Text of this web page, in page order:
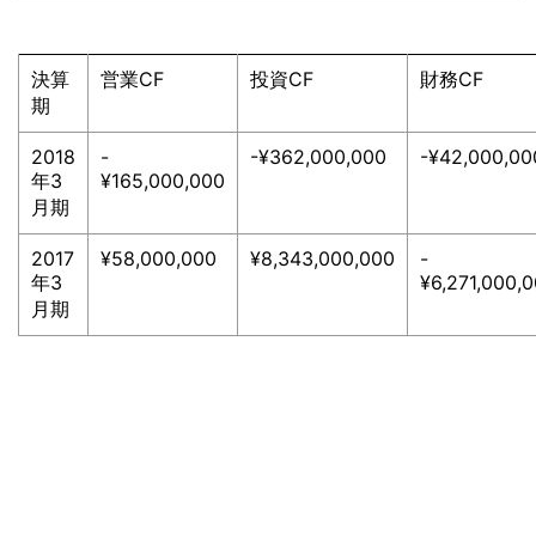
決算
期
営業CF 投資CF 財務CF
2018
年3
月期
-
¥165,000,000
-¥362,000,000 -
2017
年3
月期
¥58,000,000 ¥8,343,000,000
-